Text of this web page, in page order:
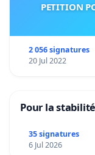
PETITION
2 056 signatures
20 Jul 2022
Pour la
35 signatures
6 Jul 2026